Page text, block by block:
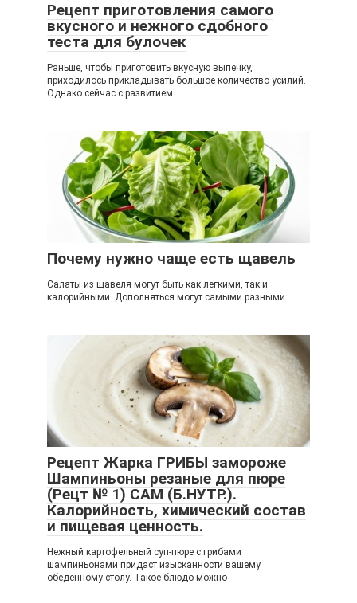
Рецепт приготовления самого
вкусного и нежного сдобного
теста для булочек
Раньше, чтобы приготовить вкусную выпечку,
приходилось прикладывать большое количество усилий.
Однако сейчас с развитием
Почему нужно чаще есть щавель
Салаты из щавеля могут быть как легкими, так и
калорийными. Дополняться могут самыми разными
Рецепт Жарка ГРИБЫ замороже
Шампиньоны резаные для пюре
(Рецт № 1) САМ (Б.НУТР.).
Калорийность, химический состав
и пищевая ценность.
Нежный картофельный суп-пюре с грибами
шампиньонами придаст изысканности вашему
обеденному столу. Такое блюдо можно